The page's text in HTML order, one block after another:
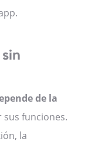
de la
sus funciones.
la